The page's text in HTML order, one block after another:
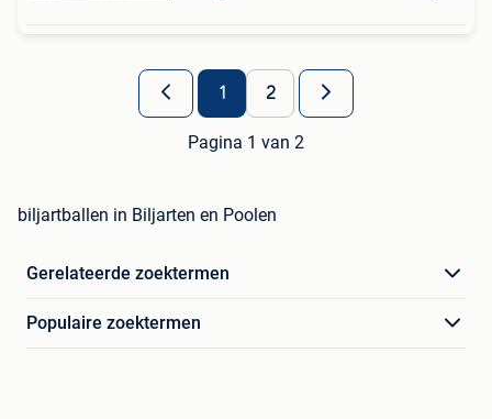
1 2
Pagina 1 van 2
biljartballen in Biljarten en Poolen
Gerelateerde zoektermen
Populaire zoektermen